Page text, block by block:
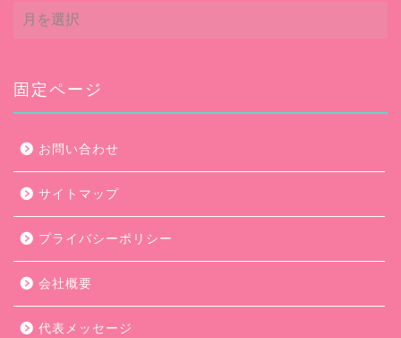
ア
ー
ブ
固定ページ
お問い合わせ
サイトマップ
プライバシーポリシー
会社概要
代表メッセージ